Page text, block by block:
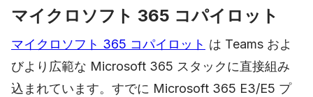
マイクロソフト 365 コパイロット
マイクロソフト 365 コパイロット は Teams およ
びより広範な Microsoft 365 スタックに直接組み
込まれています。すでに Microsoft 365 E3/E5 プ